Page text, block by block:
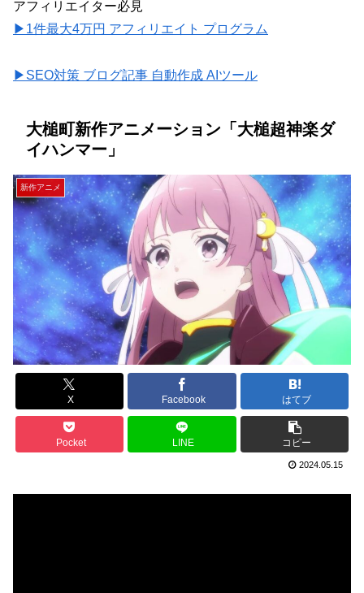
アフィリエイター必見
▶1件最大4万円 アフィリエイト プログラム
▶SEO対策 ブログ記事 自動作成 AIツール
大槌町新作アニメーション「大槌超神楽ダ
イハンマー」
新作アニメ
X Facebook はてブ
Pocket LINE コピー
2024.05.15